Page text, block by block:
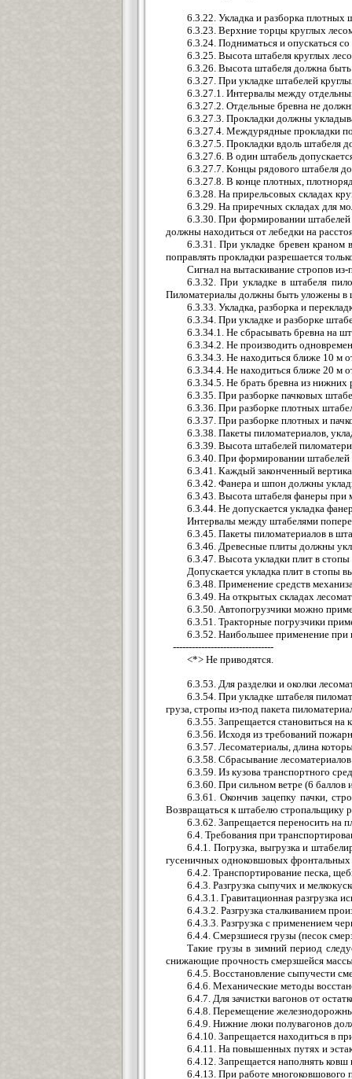
6.3.22. Укладка и разборка
6.3.23. Верхние торцы круглых
6.3.24. Подниматься и опускаться
6.3.25. Высота штабеля круглых
6.3.26. Высота штабеля должна
6.3.27. При укладке штабелей
6.3.27.1. Интервалы между
6.3.27.2. Отдельные бревна не
6.3.27.3. Прокладки должны
6.3.27.4. Междурядные прокладки
6.3.27.5. Прокладки вдоль штабеля
6.3.27.6. В один штабель
6.3.27.7. Концы рядового штабеля
6.3.27.8. В конце плотных,
6.3.28. На прирельсовых складах
6.3.29. На приречных складах для
6.3.30. При формировании штабелей
должны находиться от лебедки на
6.3.31. При укладке бревен краном
поправлять прокладки разрешается
Сигнал на вытаскивание стропов
6.3.32. При укладке в штабеля
Пиломатериалы должны быть уложены в
6.3.33. Укладка, разборка и
6.3.34. При укладке и разборке
6.3.34.1. Не сбрасывать бревна на
6.3.34.2. Не производить
6.3.34.3. Не находиться ближе 10 м
6.3.34.4. Не находиться ближе 20 м
6.3.34.5. Не брать бревна из нижних
6.3.35. При разборке пачковых
6.3.36. При разборке плотных
6.3.37. При разборке плотных и
6.3.38. Пакеты пиломатериалов,
6.3.39. Высота штабелей
6.3.40. При формировании штабелей
6.3.41. Каждый законченный
6.3.42. Фанера и шпон должны
6.3.43. Высота штабеля фанеры при
6.3.44. Не допускается укладка
Интервалы между штабелями
6.3.45. Пакеты пиломатериалов в
6.3.46. Древесные плиты должны
6.3.47. Высота укладки плит в
Допускается укладка плит в стопы
6.3.48. Применение средств
6.3.49. На открытых складах
6.3.50. Автопогрузчики можно
6.3.51. Тракторные погрузчики
6.3.52. Наибольшее применение при
--------------------------------
<*> Не приводятся.
6.3.53. Для разделки и околки
6.3.54. При укладке штабеля
груза, стропы из-под пакета
6.3.55. Запрещается становиться на
6.3.56. Исходя из требований
6.3.57. Лесоматериалы, длина
6.3.58. Сбрасывание
6.3.59. Из кузова транспортного
6.3.60. При сильном ветре (6 баллов
6.3.61. Окончив зацепку пачки,
Возвращаться к штабелю стропальщику
6.3.62. Запрещается переносить на
6.4. Требования при
6.4.1. Погрузка, выгрузка и
гусеничных одноковшовых фронтальных
6.4.2. Транспортирование песка,
6.4.3. Разгрузка сыпучих и
6.4.3.1. Гравитационная разгрузка
6.4.3.2. Разгрузка сталкиванием
6.4.3.3. Разгрузка с применением
6.4.4. Смерзшиеся грузы (песок
Такие грузы в зимний период
снижающие прочность смерзшейся
6.4.5. Восстановление сыпучести
6.4.6. Механические методы
6.4.7. Для зачистки вагонов от
6.4.8. Перемещение
6.4.9. Нижние люки полувагонов
6.4.10. Запрещается находиться в
6.4.11. На повышенных путях и
6.4.12. Запрещается наполнять ковш
6.4.13. При работе многоковшового